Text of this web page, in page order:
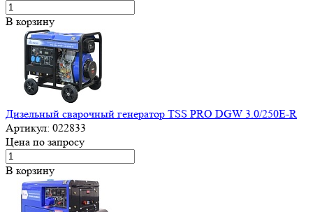
В корзину
Дизельный сварочный генератор TSS PRO DGW 3.0/250E-R
Артикул: 022833
Цена по запросу
В корзину